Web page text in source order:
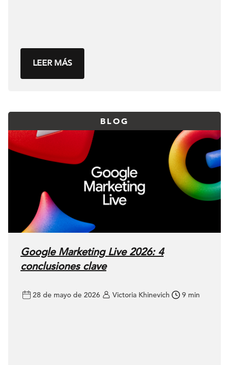
LEER MÁS
BLOG
Google Marketing Live 2026: 4
conclusiones clave
28 de mayo de 2026 Victoria Khinevich 9 min